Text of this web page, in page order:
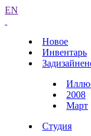
EN
Новое
Инвентарь
2008
Март
Студия